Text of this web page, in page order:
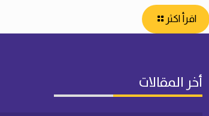
اقرأ اكثر
أخر المقالات